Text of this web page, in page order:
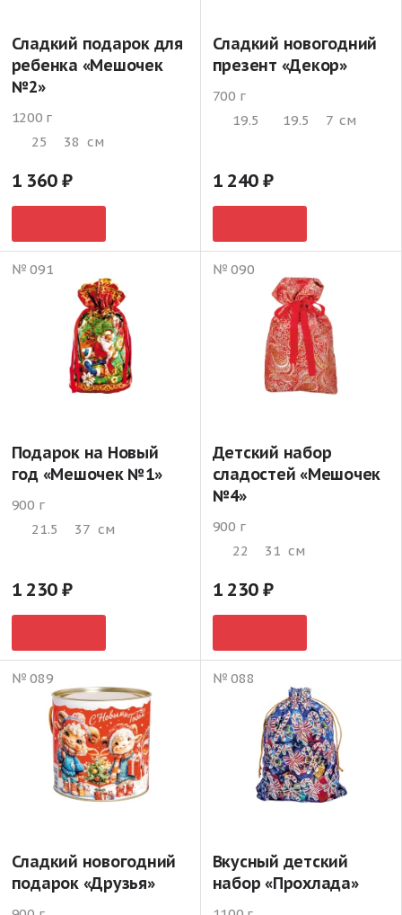
Сладкий подарок для
ребенка «Мешочек
№2»
1200 г
25
38 см
1 360
Сладкий новогодний
презент «Декор»
700 г
19.5
19.5 7 см
1 240
№ 091
Подарок на Новый
год «Мешочек №1»
900 г
21.5
37 см
1 230
№ 090
Детский набор
сладостей «Мешочек
№4»
900 г
22
31 см
1 230
№ 089
Сладкий новогодний
подарок «Друзья»
№ 088
Вкусный детский
набор «Прохлада»